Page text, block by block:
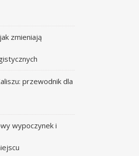
zmieniają
przewodnik dla
wypoczynek i